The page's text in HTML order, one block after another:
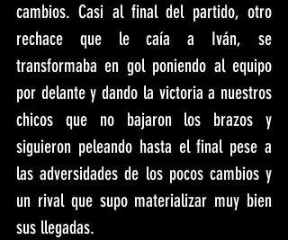
cambios. Casi al final del partido, otro
rechace que le caía a Iván, se
transformaba en gol poniendo al equipo
por delante y dando la victoria a nuestros
chicos que no bajaron los brazos y
siguieron peleando hasta el final pese a
las adversidades de los pocos cambios y
un rival que supo materializar muy bien
sus llegadas.